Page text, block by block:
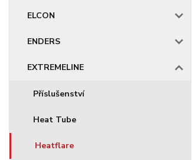
ELCON
ENDERS
EXTREMELINE
Příslušenství
Heat Tube
Heatflare